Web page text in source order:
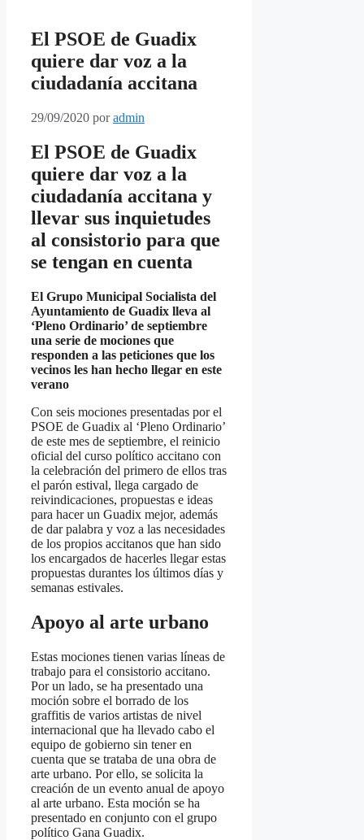
El PSOE de Guadix
quiere dar voz a la
ciudadanía accitana
29/09/2020 poradmin
El PSOE de Guadix
quiere dar voz a la
ciudadanía accitana y
llevar sus inquietudes
al consistorio para que
se tengan en cuenta
El Grupo Municipal Socialista del
Ayuntamiento de Guadix lleva al
‘Pleno Ordinario’ de septiembre
una serie de mociones que
responden a las peticiones que los
vecinos les han hecho llegar en este
verano
Con seis mociones presentadas por el
PSOE de Guadix al ‘Pleno Ordinario’
de este mes de septiembre, el reinicio
oficial del curso político accitano con
la celebración del primero de ellos tras
el parón estival, llega cargado de
reivindicaciones, propuestas e ideas
para hacer un Guadix mejor, además
de dar palabra y voz a las necesidades
de los propios accitanos que han sido
los encargados de hacerles llegar estas
propuestas durantes los últimos días y
semanas estivales.
Apoyo al arte urbano
Estas mociones tienen varias líneas de
trabajo para el consistorio accitano.
Por un lado, se ha presentado una
moción sobre el borrado de los
graffitis de varios artistas de nivel
internacional que ha llevado cabo el
equipo de gobierno sin tener en
cuenta que se trataba de una obra de
arte urbano. Por ello, se solicita la
creación de un evento anual de apoyo
al arte urbano. Esta moción se ha
presentado en conjunto con el grupo
político Gana Guadix.